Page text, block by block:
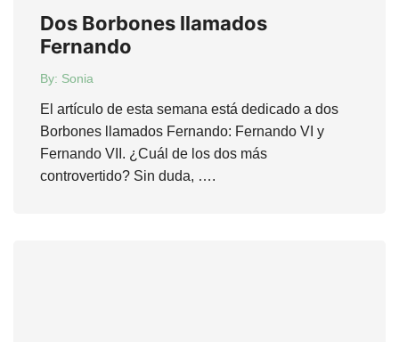
Dos Borbones llamados
Fernando
By: Sonia
El artículo de esta semana está dedicado a dos
Borbones llamados Fernando: Fernando VI y
Fernando VII. ¿Cuál de los dos más
controvertido? Sin duda, ….